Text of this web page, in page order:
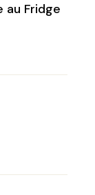
au Fridge